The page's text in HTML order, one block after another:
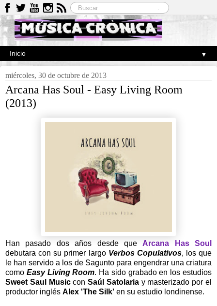
▼
miércoles, 30 de octubre de 2013
Arcana Has Soul - Easy Living Room
(2013)
Han pasado dos años desde que Arcana Has Soul
debutara con su primer largo Verbos Copulativos, los que
le han servido a los de Sagunto para engendrar una criatura
como Easy Living Room. Ha sido grabado en los estudios
Sweet Saul MusicconSaúl Satolariay masterizado por el
productor inglés Alex 'The Silk' en su estudio londinense.